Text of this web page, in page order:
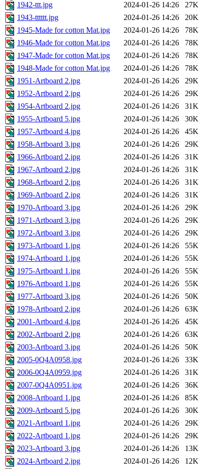
1942-ttt.jpg
2024-01-26 14:26
27K
1943-tttttt.jpg
2024-01-26 14:26
20K
1945-Made for cotton Mat.jpg
2024-01-26 14:26
78K
1946-Made for cotton Mat.jpg
2024-01-26 14:26
78K
1947-Made for cotton Mat.jpg
2024-01-26 14:26
78K
1948-Made for cotton Mat.jpg
2024-01-26 14:26
78K
1951-Artboard 2.jpg
2024-01-26 14:26
29K
1952-Artboard 2.jpg
2024-01-26 14:26
29K
1954-Artboard 2.jpg
2024-01-26 14:26
31K
1955-Artboard 5.jpg
2024-01-26 14:26
30K
1957-Artboard 4.jpg
2024-01-26 14:26
45K
1958-Artboard 3.jpg
2024-01-26 14:26
29K
1966-Artboard 2.jpg
2024-01-26 14:26
31K
1967-Artboard 2.jpg
2024-01-26 14:26
31K
1968-Artboard 2.jpg
2024-01-26 14:26
31K
1969-Artboard 2.jpg
2024-01-26 14:26
31K
1970-Artboard 3.jpg
2024-01-26 14:26
29K
1971-Artboard 3.jpg
2024-01-26 14:26
29K
1972-Artboard 3.jpg
2024-01-26 14:26
29K
1973-Artboard 1.jpg
2024-01-26 14:26
55K
1974-Artboard 1.jpg
2024-01-26 14:26
55K
1975-Artboard 1.jpg
2024-01-26 14:26
55K
1976-Artboard 1.jpg
2024-01-26 14:26
55K
1977-Artboard 3.jpg
2024-01-26 14:26
50K
1978-Artboard 2.jpg
2024-01-26 14:26
63K
2001-Artboard 4.jpg
2024-01-26 14:26
45K
2002-Artboard 2.jpg
2024-01-26 14:26
63K
2003-Artboard 3.jpg
2024-01-26 14:26
50K
2005-0Q4A0958.jpg
2024-01-26 14:26
33K
2006-0Q4A0959.jpg
2024-01-26 14:26
31K
2007-0Q4A0951.jpg
2024-01-26 14:26
36K
2008-Artboard 1.jpg
2024-01-26 14:26
85K
2009-Artboard 5.jpg
2024-01-26 14:26
30K
2021-Artboard 1.jpg
2024-01-26 14:26
29K
2022-Artboard 1.jpg
2024-01-26 14:26
29K
2023-Artboard 3.jpg
2024-01-26 14:26
13K
2024-Artboard 2.jpg
2024-01-26 14:26
12K